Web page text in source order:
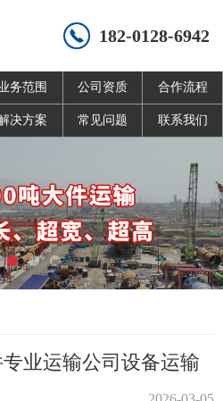
182-0128-6942
务范围 公司资质 合作流程
决方案 常见问题 联系我们
业运输公司设备运输